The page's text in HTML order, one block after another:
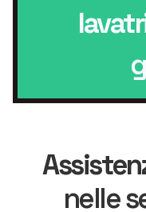
nelle